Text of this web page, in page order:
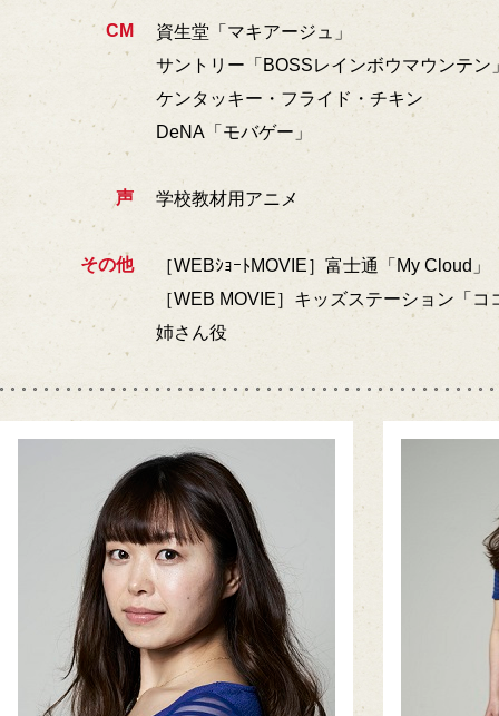
CM
資生堂「マキアージュ」
サントリー「BOSSレインボウマウンテン
ケンタッキー・フライド・チキン
DeNA「モバゲー」
声 学校教材用アニメ
その他
［WEBｼｮｰﾄMOVIE］富士通「My Cloud」
［WEB MOVIE］キッズステーション「
姉さん役